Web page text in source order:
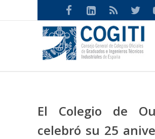
El Colegio de
celebró su 25